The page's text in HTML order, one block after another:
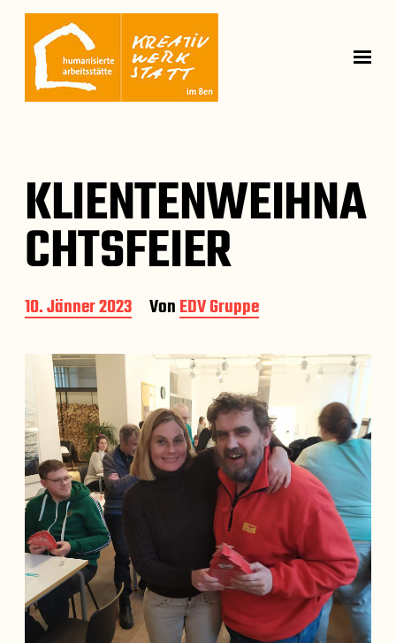
KLIENTENWEIHNA
CHTSFEIER
B
e
t
g
s
d
a
t
u
m
10. Jänner 2023 VonEDV Gruppe